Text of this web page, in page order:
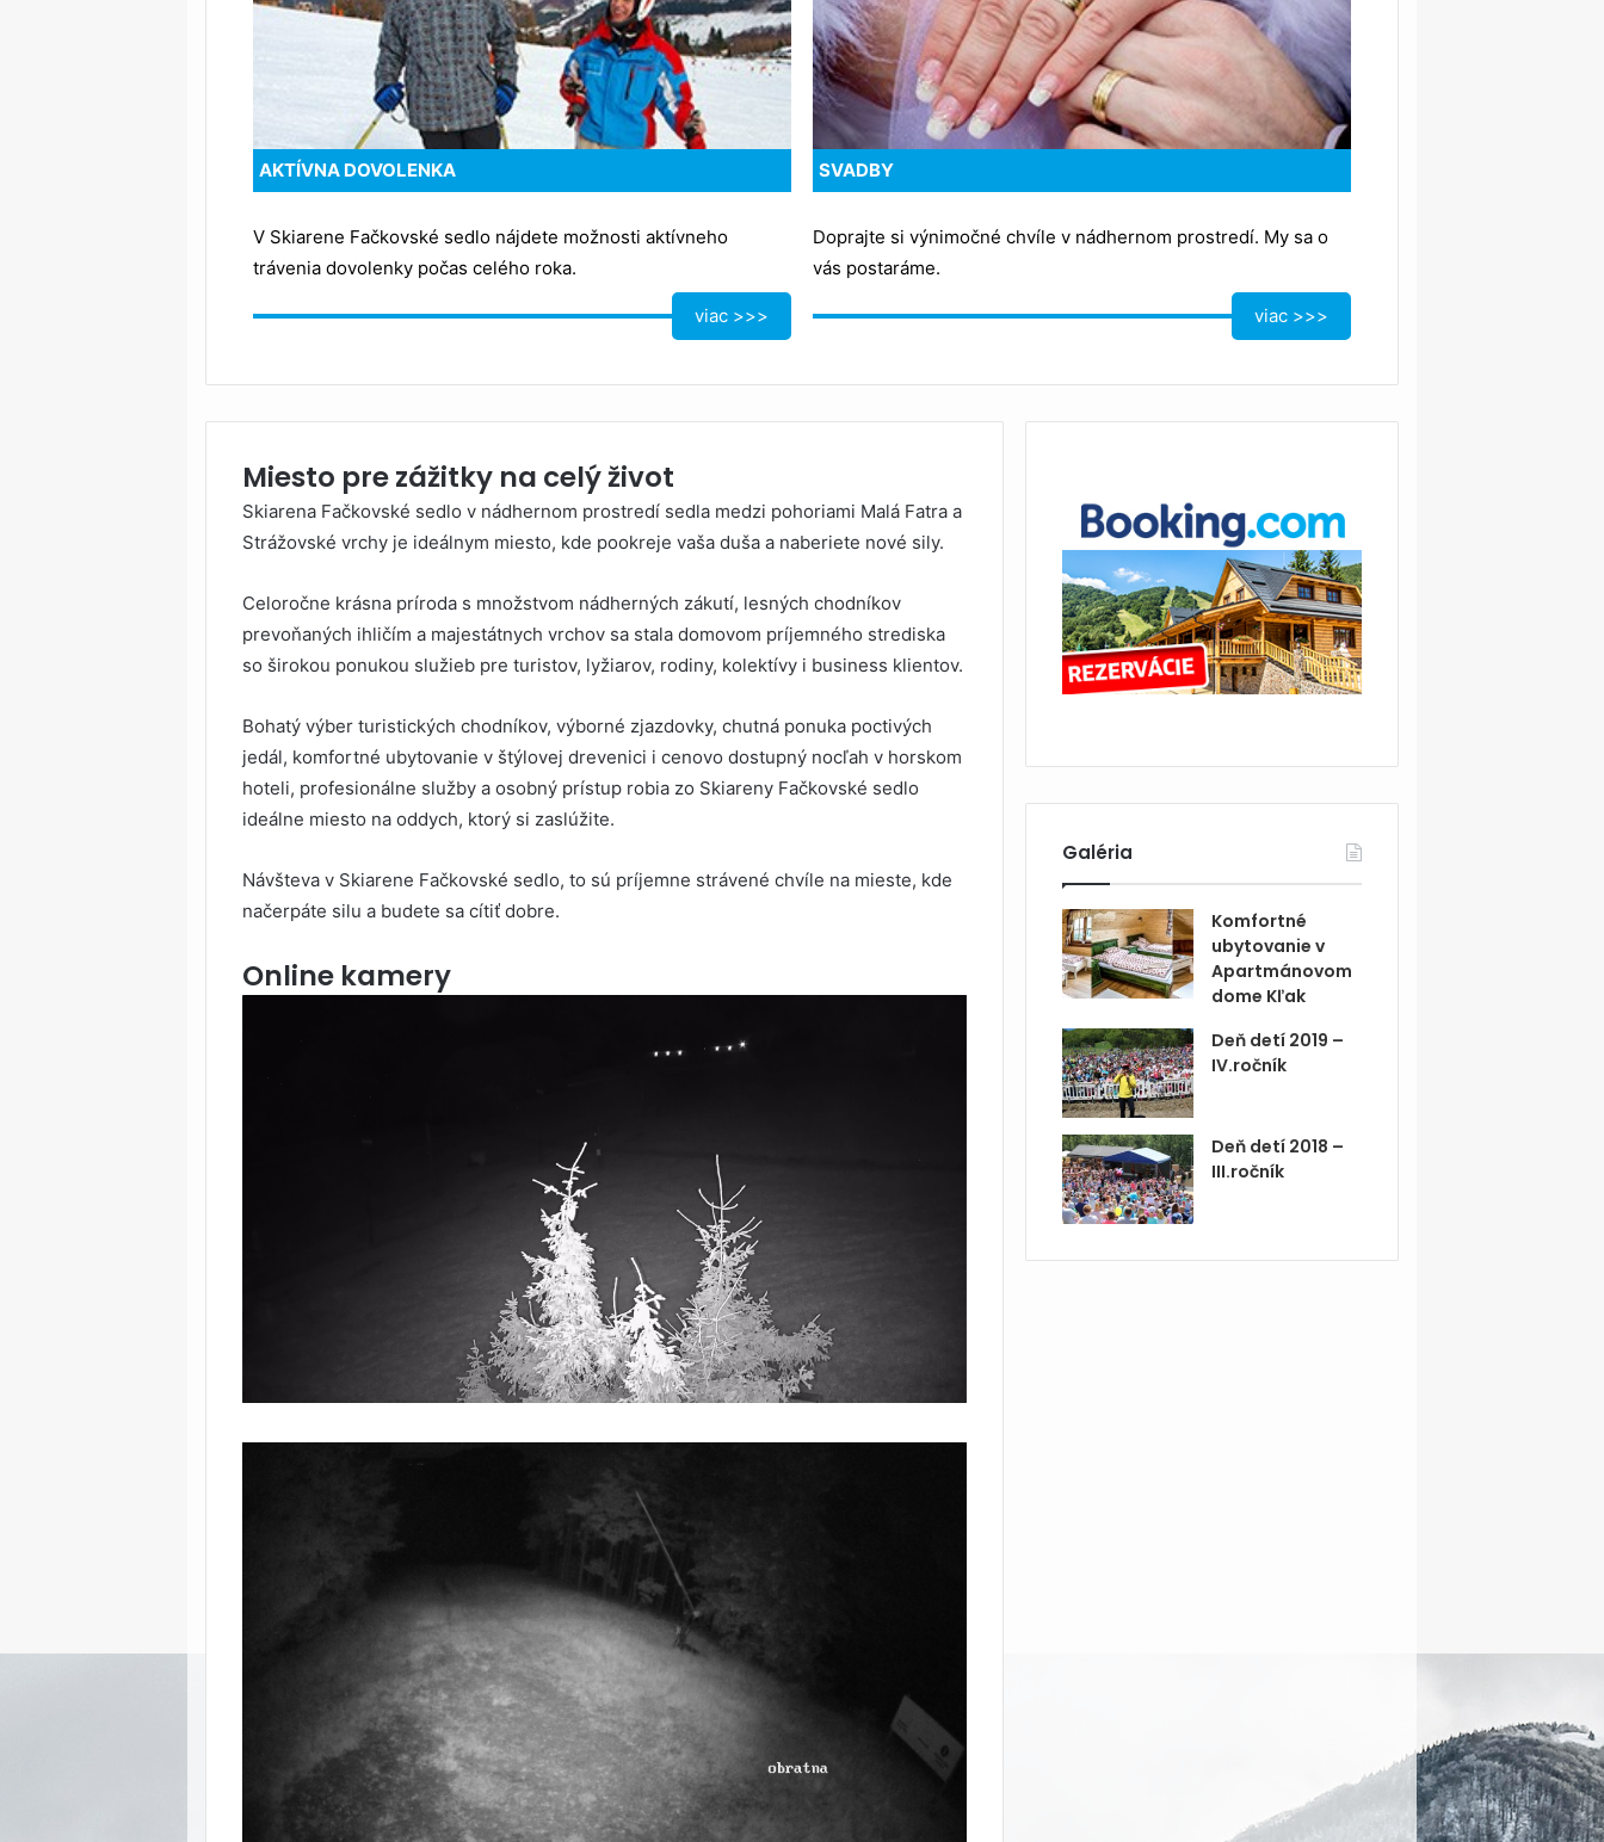
AKTÍVNA DOVOLENKA
V Skiarene Fačkovské sedlo nájdete možnosti aktívneho
trávenia dovolenky počas celého roka.
viac >>>
SVADBY
Doprajte si výnimočné chvíle v nádhernom prostredí. My sa o
vás postaráme.
viac >>>
Miesto pre zážitky na celý život
Skiarena Fačkovské sedlo v nádhernom prostredí sedla medzi pohoriami Malá Fatra a
Strážovské vrchy je ideálnym miesto, kde pookreje vaša duša a naberiete nové sily.
Celoročne krásna príroda s množstvom nádherných zákutí, lesných chodníkov
prevoňaných ihličím a majestátnych vrchov sa stala domovom príjemného strediska
so širokou ponukou služieb pre turistov, lyžiarov, rodiny, kolektívy i business klientov.
Bohatý výber turistických chodníkov, výborné zjazdovky, chutná ponuka poctivých
jedál, komfortné ubytovanie v štýlovej drevenici i cenovo dostupný nocľah v horskom
hoteli, profesionálne služby a osobný prístup robia zo Skiareny Fačkovské sedlo
ideálne miesto na oddych, ktorý si zaslúžite.
Návšteva v Skiarene Fačkovské sedlo, to sú príjemne strávené chvíle na mieste, kde
načerpáte silu a budete sa cítiť dobre.
Online kamery
Galéria
Komfortné
ubytovanie v
Apartmánovom
dome Kľak
Deň detí 2019 –
IV.ročník
Deň detí 2018 –
III.ročník